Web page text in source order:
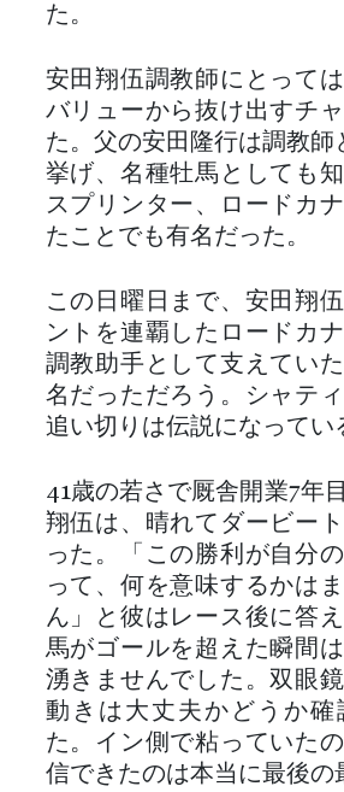
た。
安田翔伍調教師にとって
バリューから抜け出すチ
た。父の安田隆行は調教師
挙げ、名種牡馬としても
スプリンター、ロードカ
たことでも有名だった。
この日曜日まで、安田翔
ントを連覇したロードカ
調教助手として支えてい
名だっただろう。シャテ
追い切りは伝説になってい
41歳の若さで厩舎開業7年
翔伍は、晴れてダービー
った。「この勝利が自分
って、何を意味するかは
ん」と彼はレース後に答
馬がゴールを超えた瞬間
湧きませんでした。双眼鏡
動きは大丈夫かどうか確
た。イン側で粘っていた
信できたのは本当に最後の